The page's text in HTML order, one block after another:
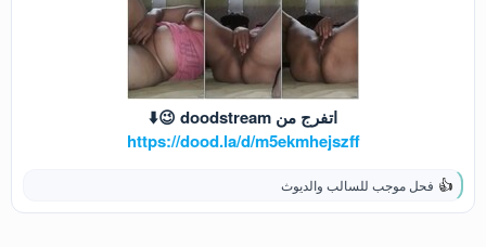
اتفرج من doodstream 😉⬇️
https://dood.la/d/m5ekmhejszff
ل
فحل موجب للسالب والديوث